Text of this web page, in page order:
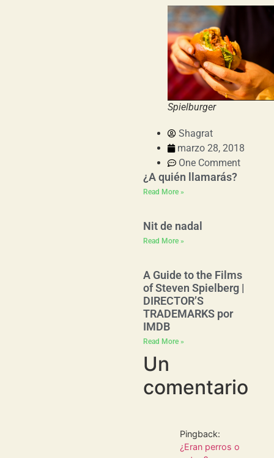
Spielburger
Shagrat
marzo 28, 2018
One Comment
¿A quién llamarás?
Read More »
Nit de nadal
Read More »
A Guide to the Films
of Steven Spielberg |
DIRECTOR’S
TRADEMARKS por
IMDB
Read More »
Un
comentario
Pingback:
¿Eran perros o